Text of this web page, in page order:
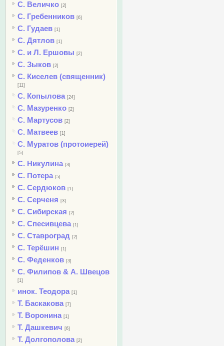
С. Величко [2]
С. Гребенников [6]
С. Гудаев [1]
С. Дятлов [1]
С. и Л. Ершовы [2]
С. Зыков [2]
С. Киселев (священник)
[11]
С. Копылова [24]
С. Мазуренко [2]
С. Мартусов [2]
С. Матвеев [1]
С. Муратов (протоиерей)
[5]
С. Никулина [3]
С. Потера [5]
С. Сердюков [1]
С. Серченя [3]
С. Сибирская [2]
С. Спесивцева [1]
С. Ставроград [2]
С. Терёшин [1]
С. Феденков [3]
С. Филипов & А. Швецов
[1]
инок. Теодора [1]
Т. Баскакова [7]
Т. Воронина [1]
Т. Дашкевич [6]
Т. Долгополова [2]